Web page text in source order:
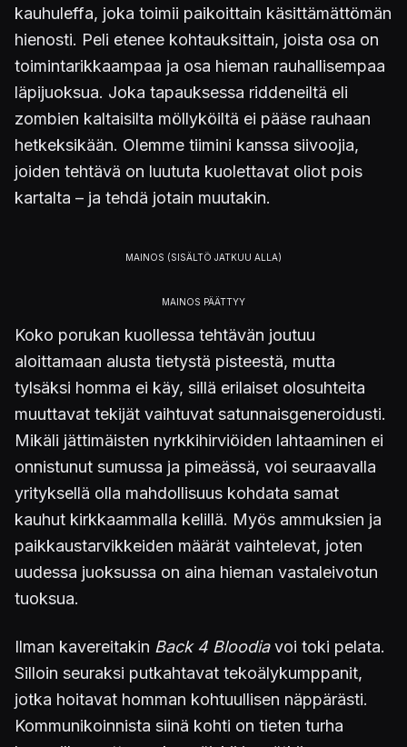
kauhuleffa, joka toimii paikoittain käsittämättömän
hienosti. Peli etenee kohtauksittain, joista osa on
toimintarikkaampaa ja osa hieman rauhallisempaa
läpijuoksua. Joka tapauksessa riddeneiltä eli
zombien kaltaisilta möllyköiltä ei pääse rauhaan
hetkeksikään. Olemme tiimini kanssa siivoojia,
joiden tehtävä on luututa kuolettavat oliot pois
kartalta – ja tehdä jotain muutakin.
Koko porukan kuollessa tehtävän joutuu
aloittamaan alusta tietystä pisteestä, mutta
tylsäksi homma ei käy, sillä erilaiset olosuhteita
muuttavat tekijät vaihtuvat satunnaisgeneroidusti.
Mikäli jättimäisten nyrkkihirviöiden lahtaaminen ei
onnistunut sumussa ja pimeässä, voi seuraavalla
yrityksellä olla mahdollisuus kohdata samat
kauhut kirkkaammalla kelillä. Myös ammuksien ja
paikkaustarvikkeiden määrät vaihtelevat, joten
uudessa juoksussa on aina hieman vastaleivotun
tuoksua.
Ilman kavereitakin Back 4 Bloodiavoi toki pelata.
Silloin seuraksi putkahtavat tekoälykumppanit,
jotka hoitavat homman kohtuullisen näppärästi.
Kommunikoinnista siinä kohti on tieten turha